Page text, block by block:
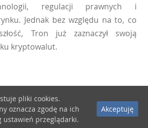
regulacji prawnych i
Jednak bez względu na to, co
Tron już zaznaczył swoją
kryptowalut.
pliki cookies.
oznacza zgodę na ich
ustawień przeglądarki.
Akceptuję